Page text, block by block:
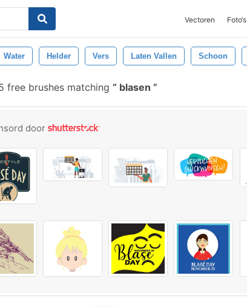
Vectoren Foto‘s
Water Helder Vers Laten Vallen Schoon
free brushes matching blasen
door